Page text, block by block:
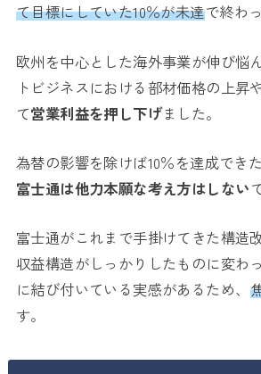
て目標にしていた10％が未達で終わ
欧州を中心とした海外事業が伸び悩
トビジネスにおける部材価格の上昇
て営業利益を押し下げました。
為替の影響を除けば10％を達成でき
富士通は他力本願な考え方はしない
富士通がこれまで手掛けてきた構造
収益構造がしっかりしたものに変わ
に結び付いている実感があるため、
す。